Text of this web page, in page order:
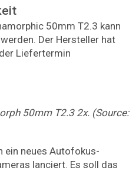
50mm T2.3 kann
Der Hersteller hat
Liefertermin
50mm T2.3 2x. (Source:
ein neues Autofokus-
lanciert. Es soll das